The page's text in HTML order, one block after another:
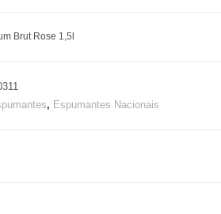
Brut Rose 1,5l
, Espumantes Nacionais